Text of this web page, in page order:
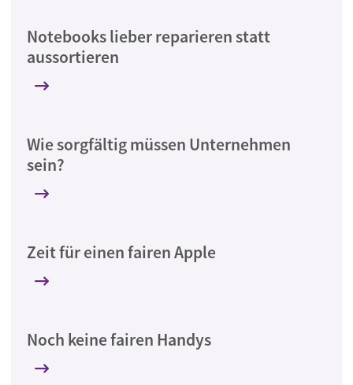
Notebooks lieber reparieren statt
aussortieren
Wie sorgfältig müssen Unternehmen
sein?
Zeit für einen fairen Apple
Noch keine fairen Handys